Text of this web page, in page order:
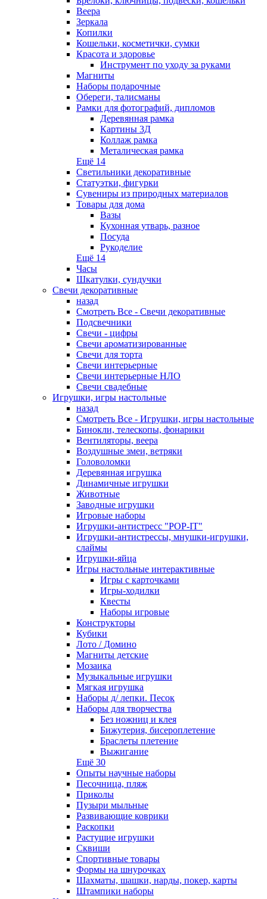
Веера
Зеркала
Копилки
Кошельки, косметички, сумки
Красота и здоровье
Инструмент по уходу за руками
Магниты
Наборы подарочные
Обереги, талисманы
Рамки для фотографий, дипломов
Деревянная рамка
Картины 3Д
Коллаж рамка
Металическая рамка
Ещё 14
Светильники декоративные
Статуэтки, фигурки
Сувениры из природных материалов
Товары для дома
Вазы
Кухонная утварь, разное
Посуда
Рукоделие
Ещё 14
Часы
Шкатулки, сундучки
Свечи декоративные
назад
Смотреть Все - Свечи декоративные
Подсвечники
Свечи - цифры
Свечи ароматизированные
Свечи для торта
Свечи интерьерные
Свечи интерьерные НЛО
Свечи свадебные
Игрушки, игры настольные
назад
Смотреть Все - Игрушки, игры настольные
Бинокли, телескопы, фонарики
Вентиляторы, веера
Воздушные змеи, ветряки
Головоломки
Деревянная игрушка
Динамичные игрушки
Животные
Заводные игрушки
Игровые наборы
Игрушки-антистресс "POP-IT"
Игрушки-антистрессы, мнушки-игрушки,
слаймы
Игрушки-яйца
Игры настольные интерактивные
Игры с карточками
Игры-ходилки
Квесты
Наборы игровые
Конструкторы
Кубики
Лото / Домино
Магниты детские
Мозаика
Музыкальные игрушки
Мягкая игрушка
Наборы д/ лепки. Песок
Наборы для творчества
Без ножниц и клея
Бижутерия, бисероплетение
Браслеты плетение
Выжигание
Ещё 30
Опыты научные наборы
Песочница, пляж
Приколы
Пузыри мыльные
Развивающие коврики
Раскопки
Растущие игрушки
Сквиши
Спортивные товары
Формы на шнурочках
Шахматы, шашки, нарды, покер, карты
Штампики наборы